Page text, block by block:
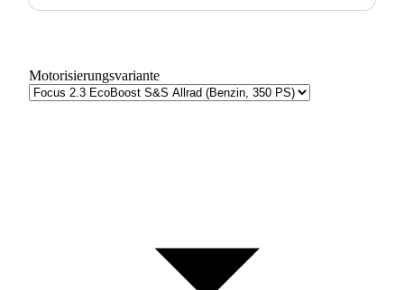
Motorisierungsvariante